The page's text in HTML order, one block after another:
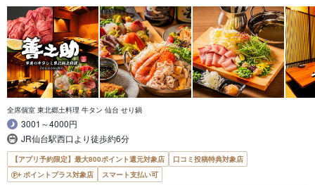
全席個室 東北郷土料理 牛タン 仙台 せり鍋
3001～4000円
JR仙台駅西口より徒歩約6分
【アプリ予約限定】最大800ポイント還元対象店
口コミ投稿特典対象店
ポイントプラス対象店
スマート支払い可